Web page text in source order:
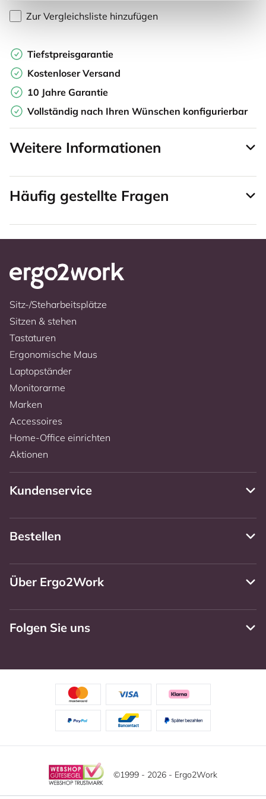
Zur Vergleichsliste hinzufügen
Tiefstpreisgarantie
Kostenloser Versand
10 Jahre Garantie
Vollständig nach Ihren Wünschen konfigurierbar
Weitere Informationen
Häufig gestellte Fragen
Sitz-/Steharbeitsplätze
Sitzen & stehen
Tastaturen
Ergonomische Maus
Laptopständer
Monitorarme
Marken
Accessoires
Home-Office einrichten
Aktionen
Kundenservice
Bestellen
Über Ergo2Work
Folgen Sie uns
©1999 - 2026 - Ergo2Work